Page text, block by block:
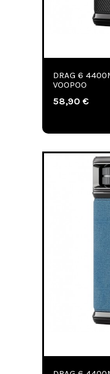
DRAG 6
VOOPOO
58,90 €